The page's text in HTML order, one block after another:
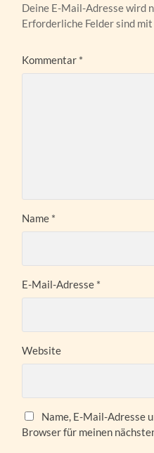
Deine E-Mail-Adresse wird
Erforderliche Felder sind mit
Kommentar *
Name *
E-Mail-Adresse *
Website
Name, E-Mail-Adresse
Browser für meinen